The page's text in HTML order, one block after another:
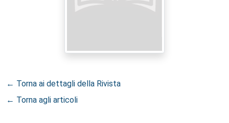
← Torna ai dettagli della Rivista
← Torna agli articoli